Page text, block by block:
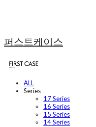
퍼스트케이스
ALL
Series
17 Series
16 Series
15 Series
14 Series